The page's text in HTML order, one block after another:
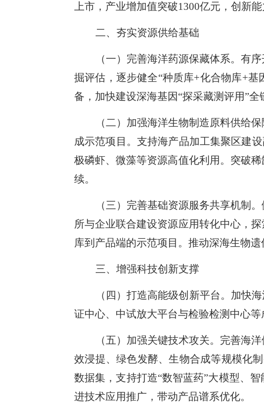
上市，产业增加值突破1300亿元，创新
二、夯实资源供给基础
（一）完善海洋药源保藏体系。有
掘评估，逐步健全“种质库+化合物库+
备，加快建设深海基因“探采藏测评用”全
（二）加强海洋生物制造原料供给
成示范项目。支持海产品加工集聚区建
极磷虾、微藻等资源高值化利用。突破
续。
（三）完善基础资源服务共享机制
所与企业联合建设资源应用转化中心，
库到产品端的示范项目。推动深海生物遗
三、增强科技创新支撑
（四）打造高能级创新平台。加快
证中心、中试放大平台与检验检测中心
（五）加强关键技术攻关。完善海
效浸提、绿色发酵、生物合成等规模化
数据集，支持打造“数智蓝药”大模型、
进技术应用推广，带动产品谱系优化。